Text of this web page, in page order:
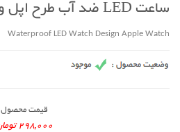
ساعت LED ضد آب طرح اپل واچ (سری 3)
Waterproof LED Watch Design Apple Watch
قیمت محصول
298,000 تومان